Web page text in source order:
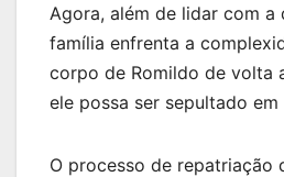
Agora, além de lidar com a
família enfrenta a
corpo de Romildo de volta
ele possa ser sepultado em
O processo de repatriação